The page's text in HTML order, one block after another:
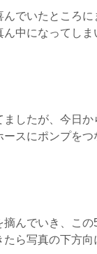
でいたところ
中になってしま
したが、今日
スにポンプをつ
んでいき、こ
ら写真の下方向